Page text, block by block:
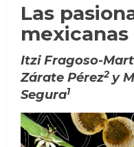
Las
mexicanas
Itzi Fragoso-
Zárate Pérez2 y
Segura1